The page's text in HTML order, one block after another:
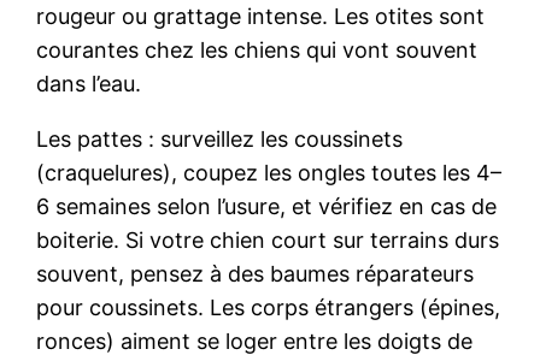
rougeur ou grattage intense. Les otites sont
courantes chez les chiens qui vont souvent
dans l’eau.
Les pattes : surveillez les coussinets
(craquelures), coupez les ongles toutes les 4–
6 semaines selon l’usure, et vérifiez en cas de
boiterie. Si votre chien court sur terrains durs
souvent, pensez à des baumes réparateurs
pour coussinets. Les corps étrangers (épines,
ronces) aiment se loger entre les doigts de